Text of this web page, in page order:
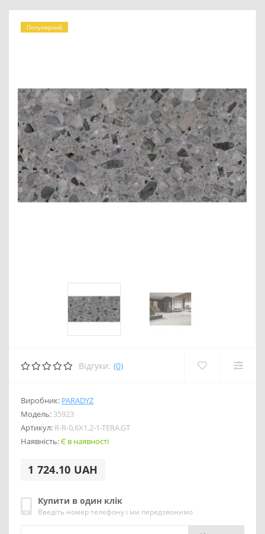
Популярний
Відгуки: (0)
Виробник: PARADYZ
Модель: 35923
Артикул: R-R-0,6X1,2-1-TERA.GT
Наявність:Є в наявності
1 724.10 UAH
Купити в один клік
Введіть номер телефону і ми передзвонимо